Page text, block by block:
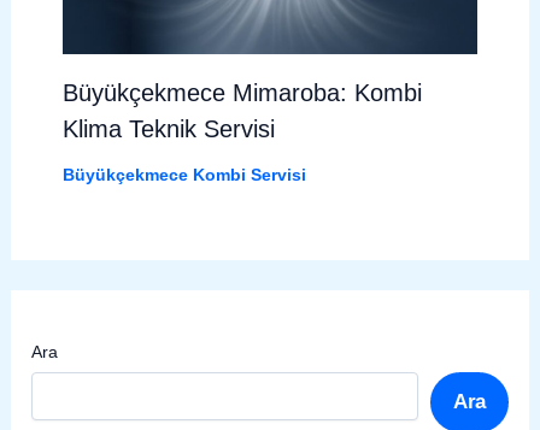
Büyükçekmece Mimaroba: Kombi
Klima Teknik Servisi
Büyükçekmece Kombi Servisi
Ara
Ara